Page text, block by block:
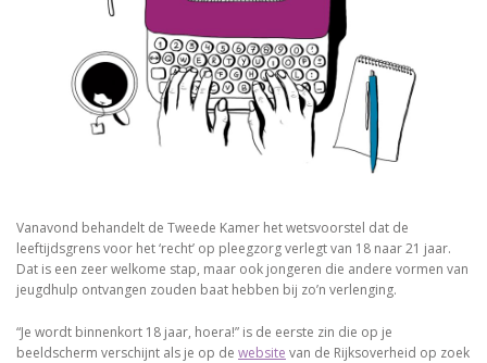
Vanavond behandelt de Tweede Kamer het wetsvoorstel dat de
leeftijdsgrens voor het ‘recht’ op pleegzorg verlegt van 18 naar 21 jaar.
Dat is een zeer welkome stap, maar ook jongeren die andere vormen van
jeugdhulp ontvangen zouden baat hebben bij zo’n verlenging.
“Je wordt binnenkort 18 jaar, hoera!” is de eerste zin die op je
beeldscherm verschijnt als je op de website van de Rijksoverheid op zoek